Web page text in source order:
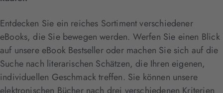
Entdecken Sie ein reiches Sortiment verschiedener
eBooks, die Sie bewegen werden. Werfen Sie einen Blick
auf unsere eBook Bestseller oder machen Sie sich auf die
Suche nach literarischen Schätzen, die Ihren eigenen,
individuellen Geschmack treffen. Sie können unsere
elektronischen Bücher nach drei verschiedenen Kriterien